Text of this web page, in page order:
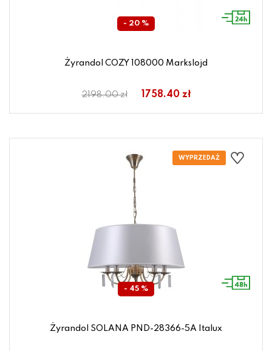
- 20 %
Żyrandol COZY 108000 Markslojd
2198.00 zł 1758.40 zł
- 45 %
Żyrandol SOLANA PND-28366-5A Italux